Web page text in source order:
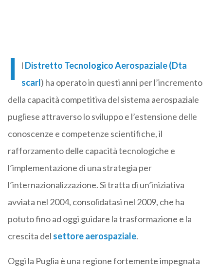
I l Distretto Tecnologico Aerospaziale(Dta
scarl) ha operato in questi anni per l’incremento
della capacità competitiva del sistema aerospaziale
pugliese attraverso lo sviluppo e l’estensione delle
conoscenze e competenze scientifiche, il
rafforzamento delle capacità tecnologiche e
l’implementazione di una strategia per
l’internazionalizzazione. Si tratta di un’iniziativa
avviata nel 2004, consolidatasi nel 2009, che ha
potuto fino ad oggi guidare la trasformazione e la
crescita del settore aerospaziale.
Oggi la Puglia è una regione fortemente impegnata